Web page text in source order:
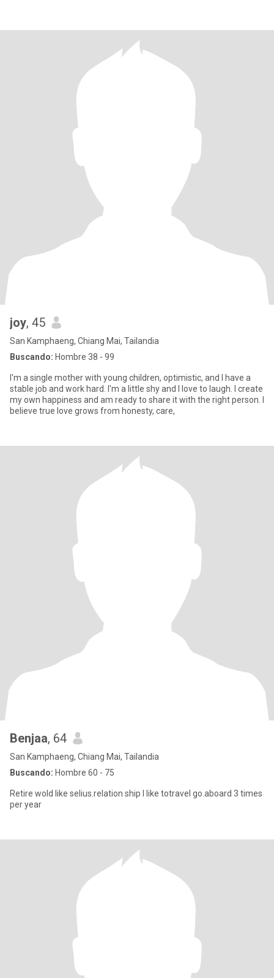
joy, 45
San Kamphaeng, Chiang Mai, Tailandia
Buscando: Hombre 38 - 99
I'm a single mother with young children, optimistic, and I have a
stable job and work hard. I'm a little shy and I love to laugh. I create
my own happiness and am ready to share it with the right person. I
believe true love grows from honesty, care,
Benjaa, 64
San Kamphaeng, Chiang Mai, Tailandia
Buscando: Hombre 60 - 75
Retire wold like​ selius.relation ship I​ ​like​ ​to​travel​ go.​aboard 3​ time​s​
per year